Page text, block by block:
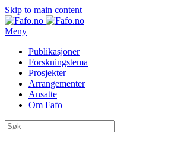
Skip to main content
Meny
Publikasjoner
Forskningstema
Prosjekter
Arrangementer
Ansatte
Om Fafo